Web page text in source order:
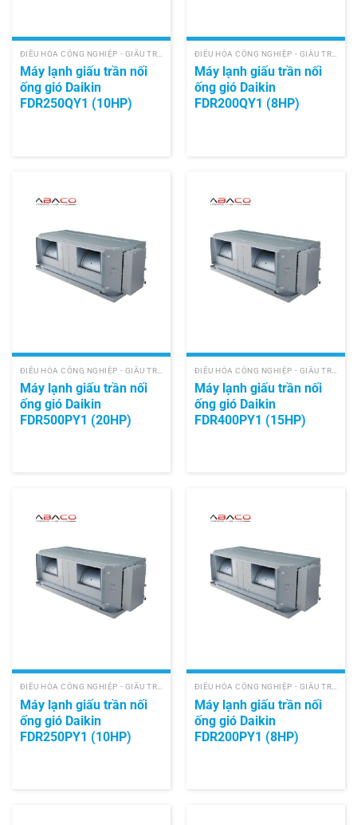
Máy lạnh giấu trần nối
ống gió Daikin
FDR250QY1 (10HP)
Máy lạnh giấu trần nối
ống gió Daikin
FDR200QY1 (8HP)
Máy lạnh giấu trần nối
ống gió Daikin
FDR500PY1 (20HP)
Máy lạnh giấu trần nối
ống gió Daikin
FDR400PY1 (15HP)
Máy lạnh giấu trần nối
ống gió Daikin
FDR250PY1 (10HP)
Máy lạnh giấu trần nối
ống gió Daikin
FDR200PY1 (8HP)